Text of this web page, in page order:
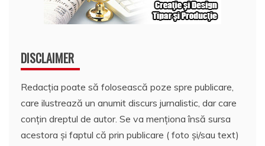
DISCLAIMER
Redacția poate să folosească poze spre publicare,
care ilustrează un anumit discurs jurnalistic, dar care
conțin dreptul de autor. Se va menționa însă sursa
acestora și faptul că prin publicare ( foto și/sau text)